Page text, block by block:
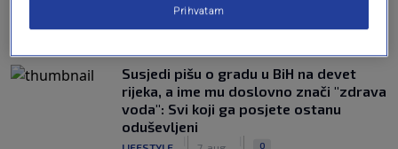
NAJČITANIJE
Susjedi pišu o gradu u BiH na devet
rijeka, a ime mu doslovno znači "zdrava
voda": Svi koji ga posjete ostanu
oduševljeni
0
Prihvatam